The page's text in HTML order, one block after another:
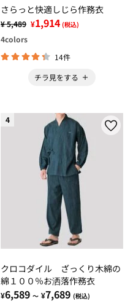
さらっと快適しじら作務衣
¥ 5,489 ¥1,914 (税込)
4colors
14件
チラ見をする
4
クロコダイル ざっくり木綿の
綿１００％お洒落作務衣
¥6,589 ～ ¥7,689 (税込)